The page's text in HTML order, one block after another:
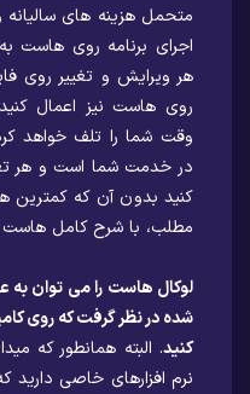
متحمل هزینه های سالیانه
اجرای برنامه روی هاست
هر ویرایش و تغییر روی
روی هاست نیز اعمال
وقت شما را تلف خواهد
در خدمت شما است و هر
کنید بدون آن که کمترین
مطلب، با شرح کامل هاست
لوکال هاست را می توان
شده در نظر گرفت که روی
کنید
نرم افزارهای خاصی